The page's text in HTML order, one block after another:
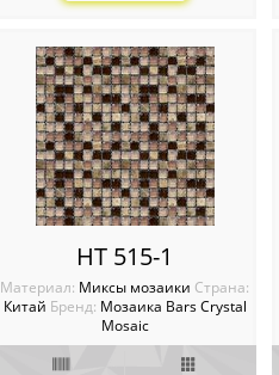
HT 515-1
Материал: Миксы мозаики Cтрана:
Китай Бренд: Мозаика Bars Crystal
Mosaic